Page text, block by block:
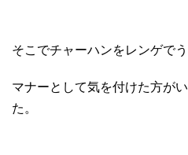
そこでチャーハンをレンゲで
マナーとして気を付けた方が
た。